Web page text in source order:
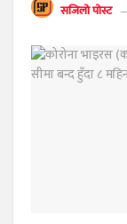
सजिलो पोस्ट